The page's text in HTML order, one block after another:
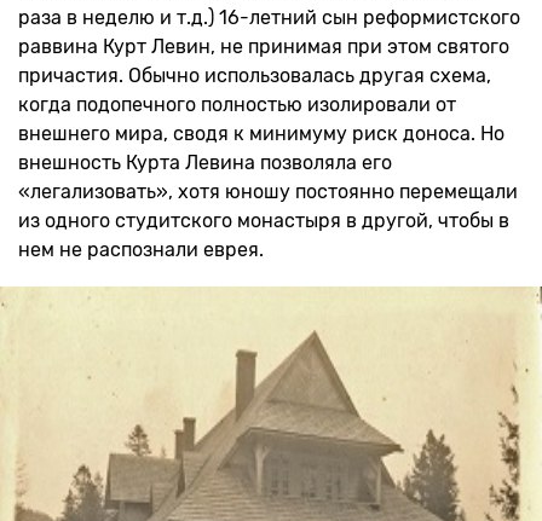
раза в неделю и т.д.) 16-летний сын реформистского
раввина Курт Левин, не принимая при этом святого
причастия. Обычно использовалась другая схема,
когда подопечного полностью изолировали от
внешнего мира, сводя к минимуму риск доноса. Но
внешность Курта Левина позволяла его
«легализовать», хотя юношу постоянно перемещали
из одного студитского монастыря в другой, чтобы в
нем не распознали еврея.